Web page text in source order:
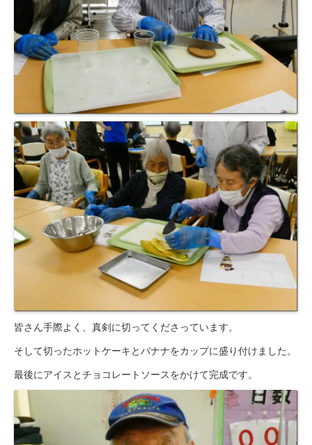
皆さん手際よく、真剣に切ってくださっています。
そして切ったホットケーキとバナナをカップに盛り付けました。
最後にアイスとチョコレートソースをかけて完成です。